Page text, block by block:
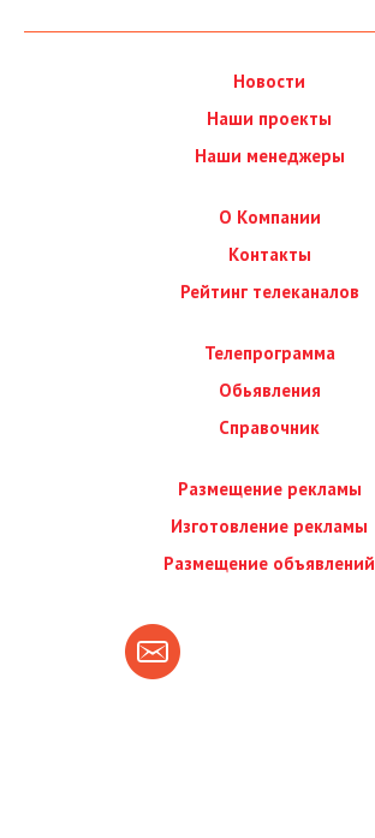
Новости
Наши проекты
Наши менеджеры
О Компании
Контакты
Рейтинг телеканалов
Телепрограмма
Обьявления
Справочник
Размещение рекламы
Изготовление рекламы
Размещение объявлений